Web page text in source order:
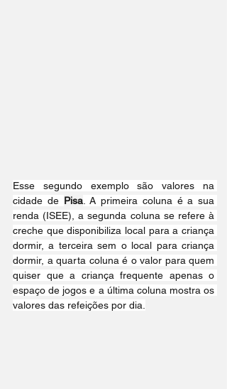
Esse segundo exemplo são valores na
cidade de Pisa. A primeira coluna é a sua
renda (ISEE), a segunda coluna se refere à
creche que disponibiliza local para a criança
dormir, a terceira sem o local para criança
dormir, a quarta coluna é o valor para quem
quiser que a criança frequente apenas o
espaço de jogos e a última coluna mostra os
valores das refeições por dia.